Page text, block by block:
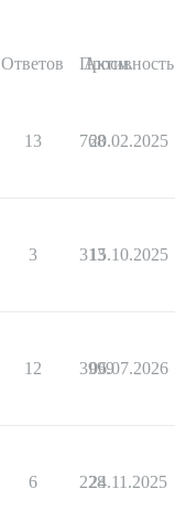
Ответов Просм.
Активность
13 768
20.02.2025
3 313
15.10.2025
12 3999
06.07.2026
6 228
24.11.2025